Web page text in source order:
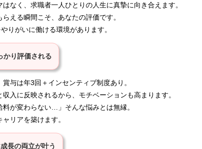
はなく、求職者一人ひとりの人生に真摯に向き合えます。
える瞬間こそ、あなたの評価です。
りがいに働ける環境があります。
かり評価される
賞与は年3回＋インセンティブ制度あり。
入に反映されるから、モチベーションも高まります。
料が変わらない…」そんな悩みとは無縁。
リアを築けます。
長の両立が叶う